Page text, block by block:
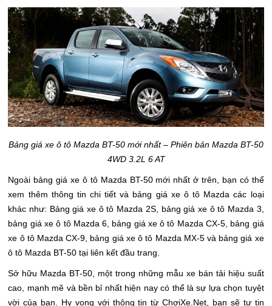
Bảng giá xe ô tô Mazda BT-50 mới nhất – Phiên bản Mazda BT-50
4WD 3.2L 6 AT
Ngoài bảng giá xe ô tô Mazda BT-50 mới nhất ở trên, bạn có thể
xem thêm thông tin chi tiết và bảng giá xe ô tô Mazda các loại
khác như: Bảng giá xe ô tô Mazda 2S, bảng giá xe ô tô Mazda 3,
bảng giá xe ô tô Mazda 6, bảng giá xe ô tô Mazda CX-5, bảng giá
xe ô tô Mazda CX-9, bảng giá xe ô tô Mazda MX-5 và bảng giá xe
ô tô Mazda BT-50 tại liên kết đầu trang.
Sở hữu Mazda BT-50, một trong những mẫu xe bán tải hiệu suất
cao, mạnh mẽ và bền bỉ nhất hiện nay có thể là sự lựa chọn tuyệt
vời của bạn. Hy vọng với thông tin từ ChơiXe.Net, bạn sẽ tự tin